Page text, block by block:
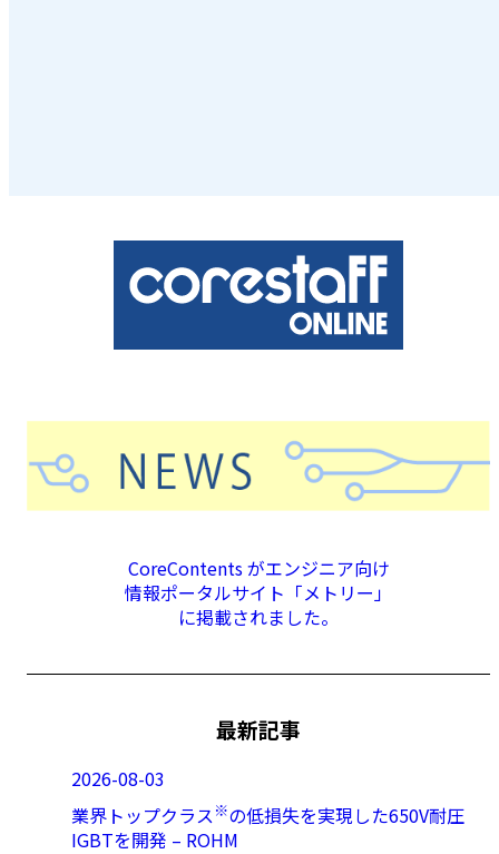
CoreContents がエンジニア向け
情報ポータルサイト「メトリー」
に掲載されました。
最新記事
2026-08-03
業界トップクラス※の低損失を実現した650V耐圧
IGBTを開発 – ROHM